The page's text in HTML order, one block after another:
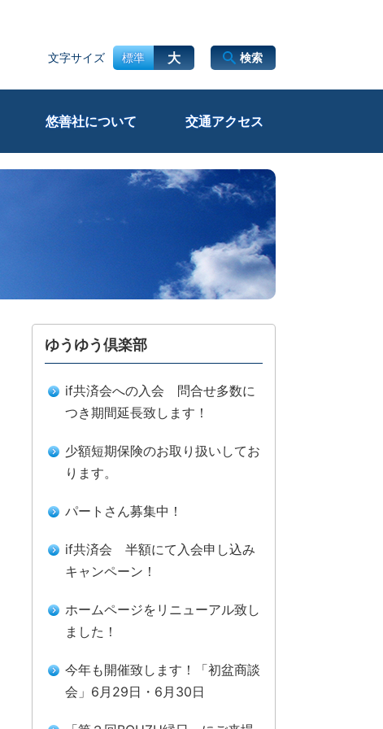
悠善社について 交通アクセス
検索
文字サイズ 標準 大
ゆうゆう倶楽部
if共済会への入会 問合せ多数に
つき期間延長致します！
少額短期保険のお取り扱いしてお
ります。
パートさん募集中！
if共済会 半額にて入会申し込み
キャンペーン！
ホームページをリニューアル致し
ました！
今年も開催致します！「初盆商談
会」6月29日・6月30日